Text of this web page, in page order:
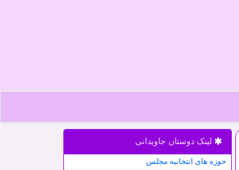
لینک دوستان جاویدانی
حوزه های انتخابیه مجلس